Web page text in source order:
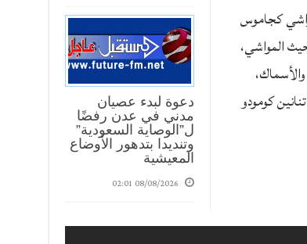
دعوة لبدء عصيان
مدني في عدن رفضًا
ل”الوصاية السعودية”
وتنديدا بتدهور الأوضاع
المعيشية
08/08/2026 02:01
كجاموس
المواشي،
والأسماك،
كومودو